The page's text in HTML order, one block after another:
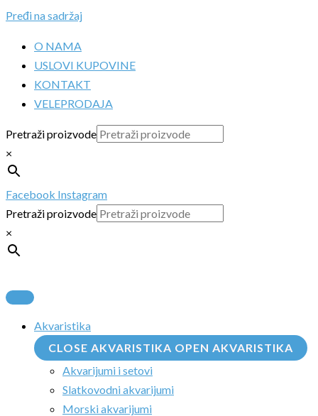
Pređi na sadržaj
O NAMA
USLOVI KUPOVINE
KONTAKT
VELEPRODAJA
Pretraži proizvode
×
Facebook Instagram
Pretraži proizvode
×
Akvaristika
CLOSE AKVARISTIKA OPEN AKVARISTIKA
Akvarijumi i setovi
Slatkovodni akvarijumi
Morski akvarijumi